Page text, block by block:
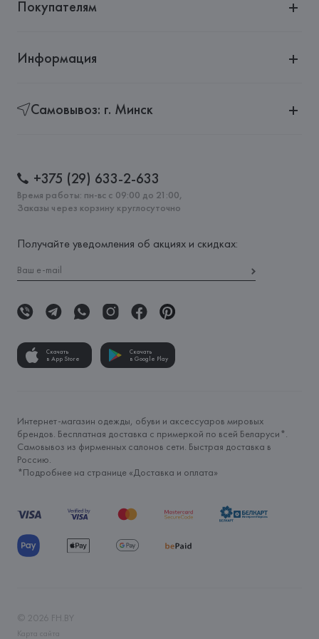
Покупателям
Информация
Самовывоз: г. Минск
+375 (29) 633-2-633
Время работы: пн-вс с 09:00 до 21:00,
Заказы через корзину круглосуточно
Получайте уведомления об акциях и скидках:
Скачать
в App Store
Скачать
в Google Play
Интернет-магазин одежды, обуви и аксессуаров мировых
брендов. Бесплатная доставка с примеркой по всей Беларуси*.
Самовывоз из фирменных салонов сети. Быстрая доставка в
Россию.
*Подробнее на странице «Доставка и оплата»
© 2026 FH.BY
Карта сайта